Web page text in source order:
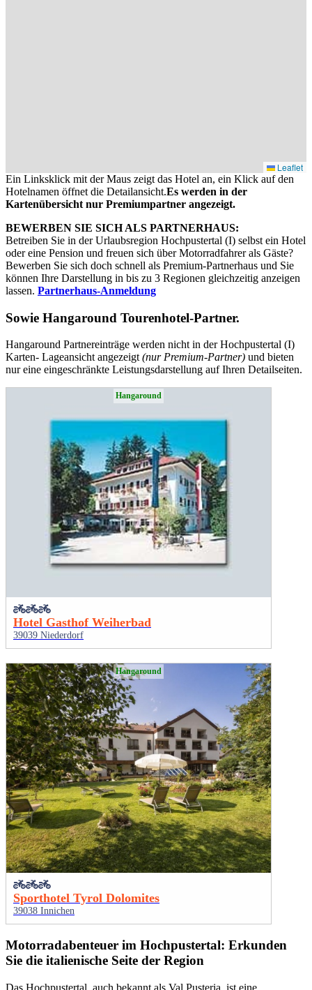
Leaflet
Ein Linksklick mit der Maus zeigt das Hotel an, ein Klick auf den
Hotelnamen öffnet die Detailansicht.Es werden in der
Kartenübersicht nur Premiumpartner angezeigt.
BEWERBEN SIE SICH ALS PARTNERHAUS:
Betreiben Sie in der Urlaubsregion Hochpustertal (I) selbst ein Hotel
oder eine Pension und freuen sich über Motorradfahrer als Gäste?
Bewerben Sie sich doch schnell als Premium-Partnerhaus und Sie
können Ihre Darstellung in bis zu 3 Regionen gleichzeitig anzeigen
lassen. Partnerhaus-Anmeldung
Sowie Hangaround Tourenhotel-Partner.
Hangaround Partnereinträge werden nicht in der Hochpustertal (I)
Karten- Lageansicht angezeigt (nur Premium-Partner) und bieten
nur eine eingeschränkte Leistungsdarstellung auf Ihren Detailseiten.
Hangaround
Hotel Gasthof Weiherbad
39039 Niederdorf
Hangaround
Sporthotel Tyrol Dolomites
39038 Innichen
Motorradabenteuer im Hochpustertal: Erkunden
Sie die italienische Seite der Region
Das Hochpustertal, auch bekannt als Val Pusteria, ist eine